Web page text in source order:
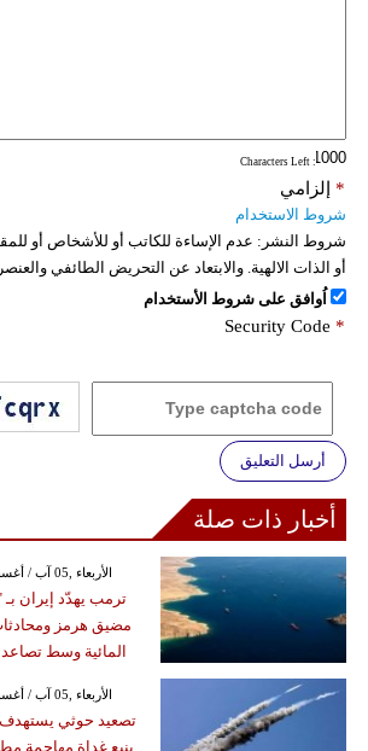
: Characters Left
إلزامي *
شروط الاستخدام
شروط النشر: عدم الإساءة للكاتب أو للأشخاص أو
أو الذات الالهية. والابتعاد عن التحريض الطائفي
اُوافق على شروط الأستخدام
Security Code *
أرسل التعليق
أخبار ذات صلة
GMT 21:58 2026 الأربعاء ,05 آب / أغسطس
ترمب يهدّد إيران
مضيق هرمز
المائية وسط تصاعد
GMT 20:02 2026 الأربعاء ,05 آب / أغسطس
تصعيد حوثي يستهدف
ينبع غداة مهاجمة